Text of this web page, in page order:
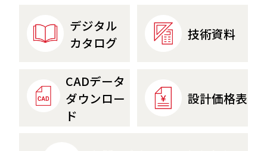
デジタル
カタログ
技術資料
CADデータ
ダウンロー
ド
設計価格表